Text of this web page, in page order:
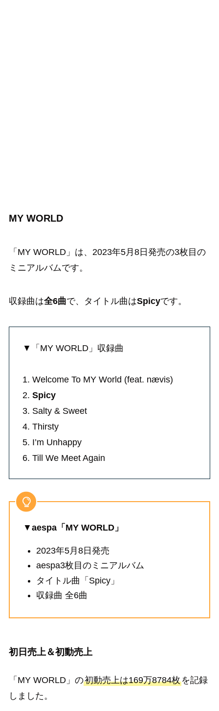
MY WORLD
「MY WORLD」は、2023年5月8日発売の3枚目の
ミニアルバムです。
収録曲は全6曲で、タイトル曲はSpicyです。
▼「MY WORLD」収録曲
1. Welcome To MY World (feat. nævis)
2. Spicy
3. Salty & Sweet
4. Thirsty
5. I’m Unhappy
6. Till We Meet Again
▼ aespa「MY WORLD」
2023年5月8日発売
aespa3枚目のミニアルバム
タイトル曲「Spicy」
収録曲 全6曲
初日売上＆初動売上
「MY WORLD」の初動売上は169万8784枚を記録
しました。